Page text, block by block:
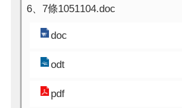
6、7條1051104.doc
doc
odt
pdf